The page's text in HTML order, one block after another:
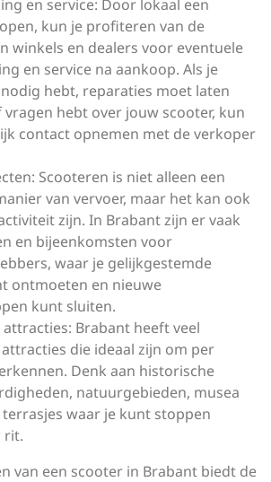
en service: Door lokaal een
kun je profiteren van de
winkels en dealers voor eventuele
en service na aankoop. Als je
hebt, reparaties moet laten
hebt over jouw scooter, kun
contact opnemen met de verkoper
Scooteren is niet alleen een
van vervoer, maar het kan ook
zijn. In Brabant zijn er vaak
en bijeenkomsten voor
waar je gelijkgestemde
ontmoeten en nieuwe
kunt sluiten.
Brabant heeft veel
die ideaal zijn om per
Denk aan historische
natuurgebieden, musea
terrasjes waar je kunt stoppen
rit.
van een scooter in Brabant biedt de